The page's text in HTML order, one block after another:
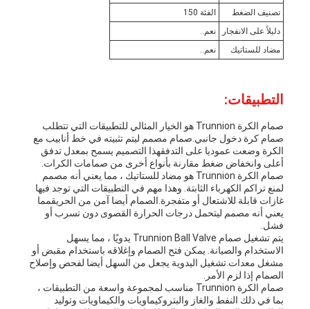
تصنيف الضغط
الفئة 150
دليلاً على الانفجار
نعم..
مضاد للستاتيك
نعم..
التطبيقات:
صمام الكرة Trunnion هو الخيار المثالي للتطبيقات التي تتطلب
صمام كرة دخول جانبي.صمام مصمم ليتم تثبيته في خط أنابيب مع
الكرة وضعت عموديا على التدفقهذا التصميم يسمح بمعدل تدفق
أعلى وانخفاض ضغط مقارنة بأنواع أخرى من صمامات الكرات.
صمام الكرة Trunnion هو مضاد للستاتيك ، مما يعني أنه مصمم
لمنع تراكم الكهرباء الثابتة. وهذا مهم في التطبيقات التي توجد فيها
غازات قابلة للاشتعال أو متفجرة.الصمام أيضا آمن من الحريقمما
يعني أنه مصمم ليتحمل درجات الحرارة القصوى دون تسرب أو
فشل.
يتم تشغيل صمام Trunnion Ball Valve يدويًا ، مما يسهل
الاستخدام والصيانة. يمكن فتح الصمام وإغلاقه باستخدام مقبض أو
مشغل معدات.تشغيل اليدوية يجعل من السهل أيضا لفحص وإصلاح
الصمام إذا لزم الأمر.
صمام الكرة Trunnion مناسب لمجموعة واسعة من التطبيقات ،
بما في ذلك النفط والغاز والبتروكيماويات والكيماويات وتوليد